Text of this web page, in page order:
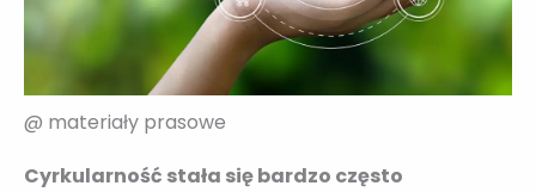
@ materiały prasowe
Cyrkularność stała się bardzo często